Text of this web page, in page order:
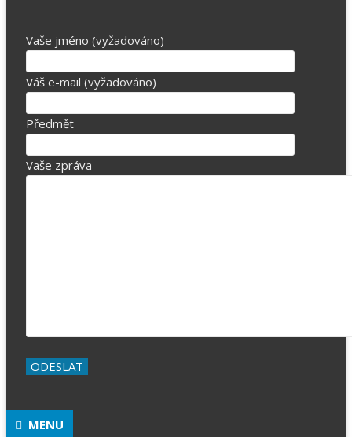
Vaše jméno (vyžadováno)
Váš e-mail (vyžadováno)
Předmět
Vaše zpráva
MENU